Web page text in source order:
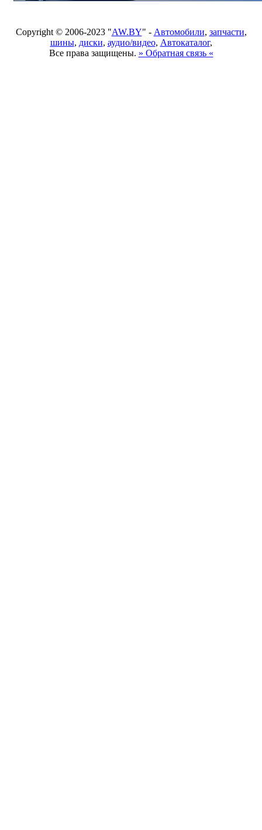
Copyright © 2006-2023 "AW.BY" - Автомобили, запчасти,
шины, диски, аудио/видео, Автокаталог,
Все права защищены. » Обратная связь «